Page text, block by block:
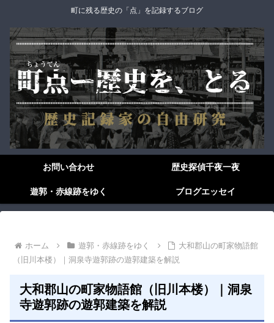
町に残る歴史の「点」を記録するブログ
お問い合わせ 歴史探偵千夜一夜
遊郭・赤線跡をゆく ブログエッセイ
ホーム 遊郭・赤線跡をゆく
大和郡山の町家物語館
（旧川本楼）｜洞泉寺遊郭跡の遊郭建築を解説
大和郡山の町家物語館（旧川本楼）｜洞泉
寺遊郭跡の遊郭建築を解説